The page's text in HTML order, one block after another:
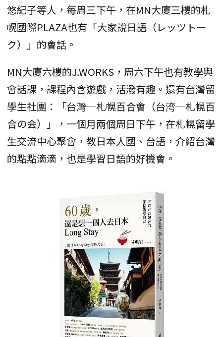
悠紀子等人，每周三下午，在MN大廈三樓的札
幌國際PLAZA也有「大家說日語（レッツトー
ク）」的會話。
MN大廈六樓的J.WORKS，周六下午也有教學與
會話課，課程內含遊戲，活潑有趣。還有台灣留
學生社團：「台灣─札幌百合會（台湾─札幌百
合の会）」，一個月兩個周日下午，在札幌留學
生交流中心聚會，教日本人國、台語，介紹台灣
的點點滴滴，也是學習日語的好機會。